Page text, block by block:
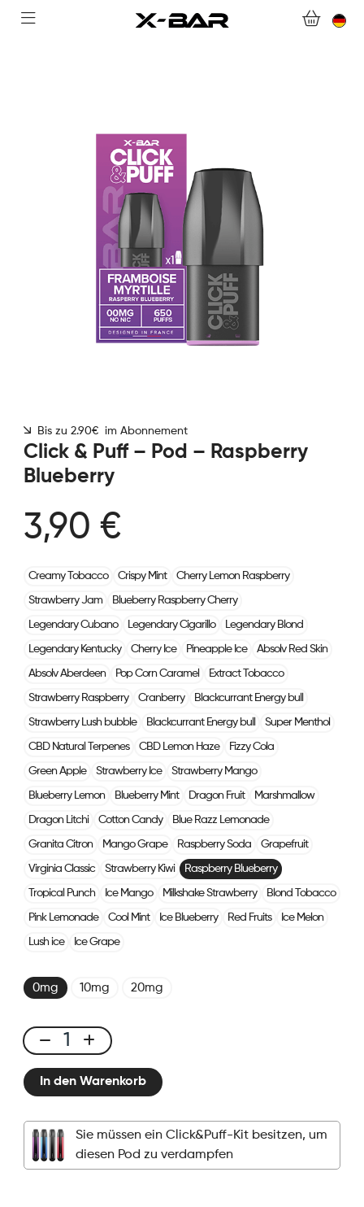
COLLECTIONS
KONTAKTIERE UNS.
WERDEN SIE X-BAR-GROSSHÄNDLER
Bis zu 2.90€ im Abonnement
Click & Puff – Pod – Raspberry
Blueberry
3,90 €
Creamy Tobacco Crispy Mint Cherry Lemon Raspberry
Strawberry Jam Blueberry Raspberry Cherry
Legendary Cubano Legendary Cigarillo Legendary Blond
Legendary Kentucky Cherry Ice Pineapple Ice Absolv Red Skin
Absolv Aberdeen Pop Corn Caramel Extract Tobacco
Strawberry Raspberry Cranberry Blackcurrant Energy bull
Strawberry Lush bubble Blackcurrant Energy bull Super Menthol
CBD Natural Terpenes CBD Lemon Haze Fizzy Cola
Green Apple Strawberry Ice Strawberry Mango
Blueberry Lemon Blueberry Mint Dragon Fruit Marshmallow
Dragon Litchi Cotton Candy Blue Razz Lemonade
Granita Citron Mango Grape Raspberry Soda Grapefruit
Virginia Classic Strawberry Kiwi Raspberry Blueberry
Tropical Punch Ice Mango Milkshake Strawberry Blond Tobacco
Pink Lemonade Cool Mint Ice Blueberry Red Fruits Ice Melon
Lush ice Ice Grape
0mg 10mg 20mg
Click
&
Puff
Pod
Raspberry
In den Warenkorb
Sie müssen ein Click&Puff-Kit besitzen, um
diesen Pod zu verdampfen